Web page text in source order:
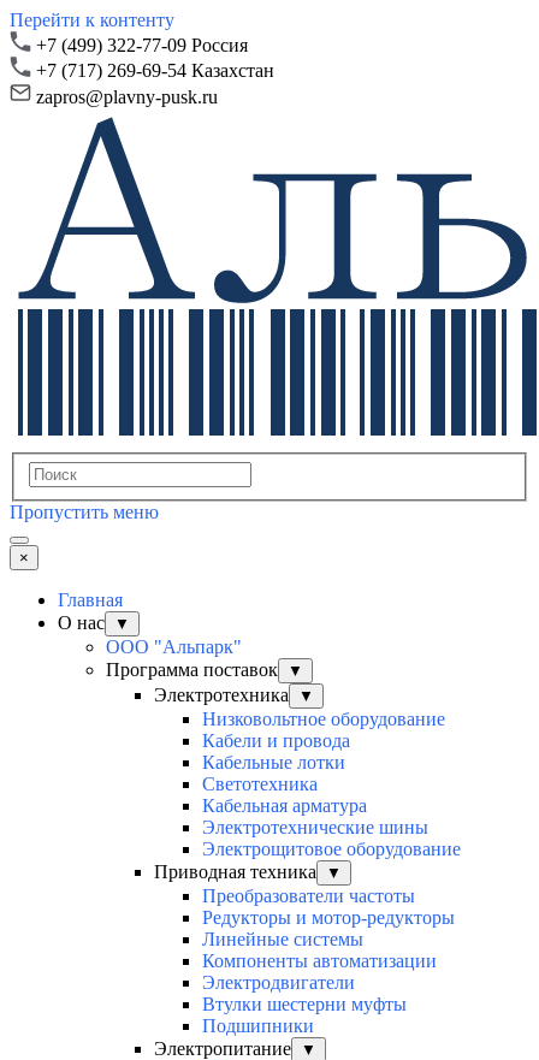
Перейти к контенту
+7 (499) 322-77-09 Россия
+7 (717) 269-69-54 Казахстан
zapros@plavny-pusk.ru
Пропустить меню
×
Главная
О нас
▼
ООО "Альпарк"
Программа поставок
▼
Электротехника ▼
Низковольтное оборудование
Кабели и провода
Кабельные лотки
Светотехника
Кабельная арматура
Электротехнические шины
Электрощитовое оборудование
Приводная техника
▼
Преобразователи частоты
Редукторы и мотор-редукторы
Линейные системы
Компоненты автоматизации
Электродвигатели
Втулки шестерни муфты
Подшипники
Электропитание
▼